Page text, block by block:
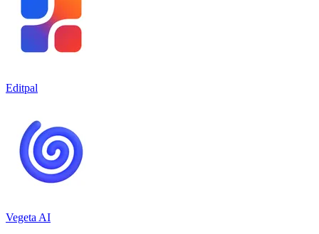
Editpal
Vegeta AI